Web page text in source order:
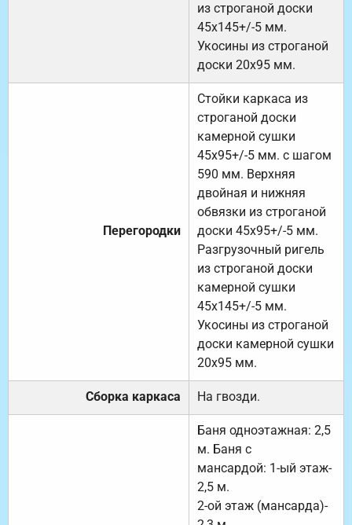
из строганой доски
45х145+/-5 мм.
Укосины из строганой
доски 20х95 мм.
Перегородки
Стойки каркаса из
строганой доски
камерной сушки
45х95+/-5 мм. с шагом
590 мм. Верхняя
двойная и нижняя
обвязки из строганой
доски 45х95+/-5 мм.
Разгрузочный ригель
из строганой доски
камерной сушки
45х145+/-5 мм.
Укосины из строганой
доски камерной сушки
20х95 мм.
Сборка каркаса На гвозди.
Баня одноэтажная: 2,5
м. Баня с
мансардой: 1-ый этаж-
2,5 м.
2-ой этаж (мансарда)-